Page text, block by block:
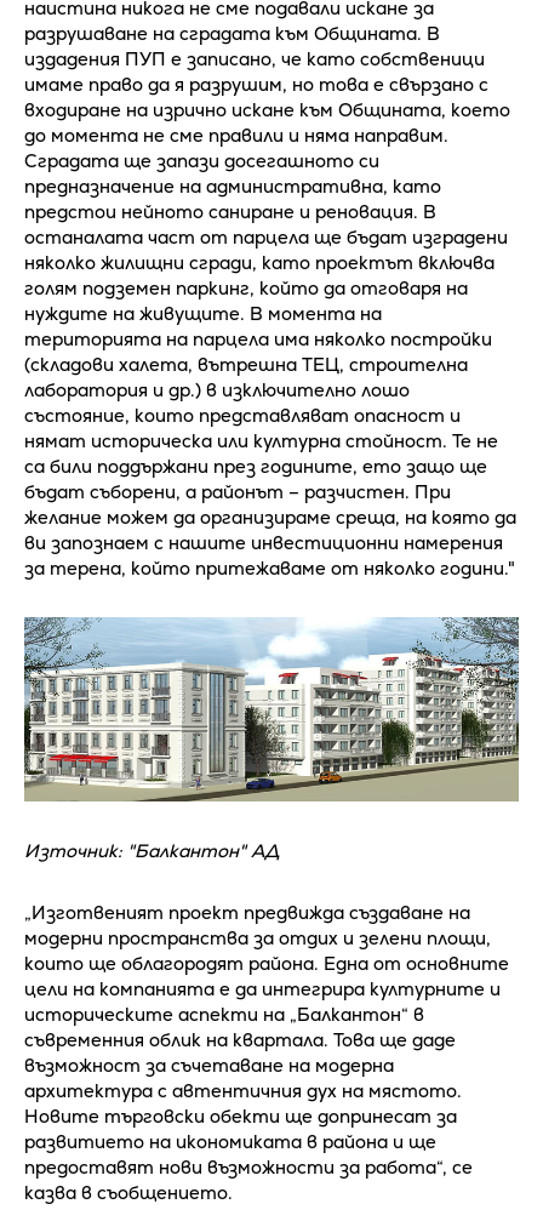
наистина никога не сме подавали искане за
разрушаване на сградата към Общината. В
издадения ПУП е записано, че като собственици
имаме право да я разрушим, но това е свързано с
входиране на изрично искане към Общината, което
до момента не сме правили и няма направим.
Сградата ще запази досегашното си
предназначение на административна, като
предстои нейното саниране и реновация. В
останалата част от парцела ще бъдат изградени
няколко жилищни сгради, като проектът включва
голям подземен паркинг, който да отговаря на
нуждите на живущите. В момента на
територията на парцела има няколко постройки
(складови халета, вътрешна ТЕЦ, строителна
лаборатория и др.) в изключително лошо
състояние, които представляват опасност и
нямат историческа или културна стойност. Те не
са били поддържани през годините, ето защо ще
бъдат съборени, а районът – разчистен. При
желание можем да организираме среща, на която да
ви запознаем с нашите инвестиционни намерения
за терена, който притежаваме от няколко години."
Източник: "Балкантон" АД
„Изготвеният проект предвижда създаване на
модерни пространства за отдих и зелени площи,
които ще облагородят района. Една от основните
цели на компанията е да интегрира културните и
историческите аспекти на „Балкантон“ в
съвременния облик на квартала. Това ще даде
възможност за съчетаване на модерна
архитектура с автентичния дух на мястото.
Новите търговски обекти ще допринесат за
развитието на икономиката в района и ще
предоставят нови възможности за работа“, се
казва в съобщението.